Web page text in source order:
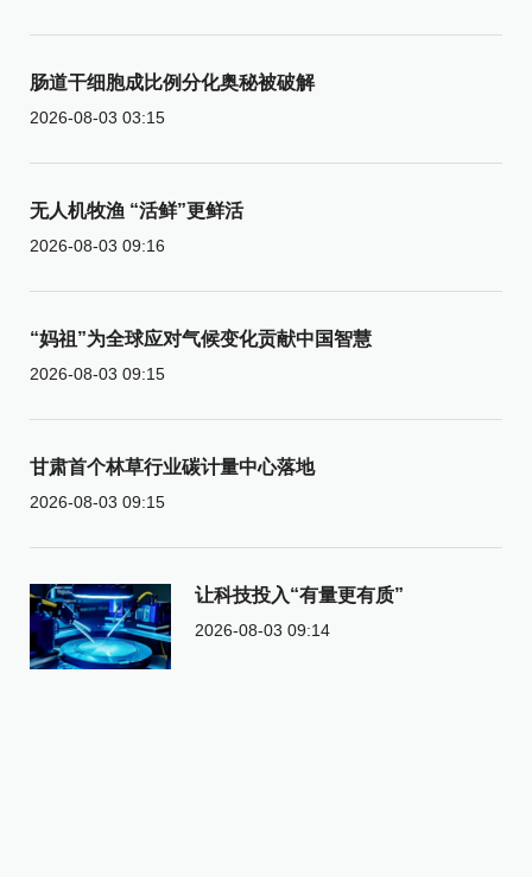
肠道干细胞成比例分化奥秘被破解
2026-08-03 03:15
无人机牧渔 “活鲜”更鲜活
2026-08-03 09:16
“妈祖”为全球应对气候变化贡献中国智慧
2026-08-03 09:15
甘肃首个林草行业碳计量中心落地
2026-08-03 09:15
让科技投入“有量更有质”
2026-08-03 09:14